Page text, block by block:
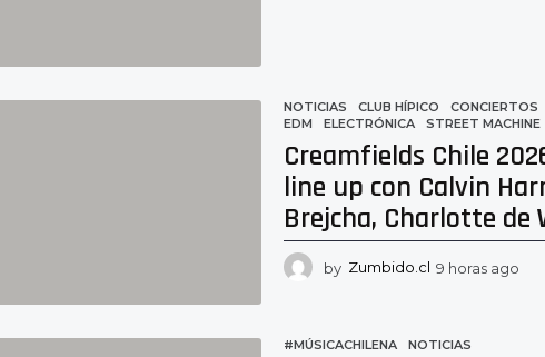
a
g
o
NOTICIAS CLUB HÍPICO ,CONCIERTOS
EDM
,ELECTRÓNICA ,STREET MACHINE
Creamfields Chile
line up con Calvin
Brejcha, Charlotte de
by Zumbido.cl 9 horas ago
#MÚSICACHILENA ,NOTICIAS